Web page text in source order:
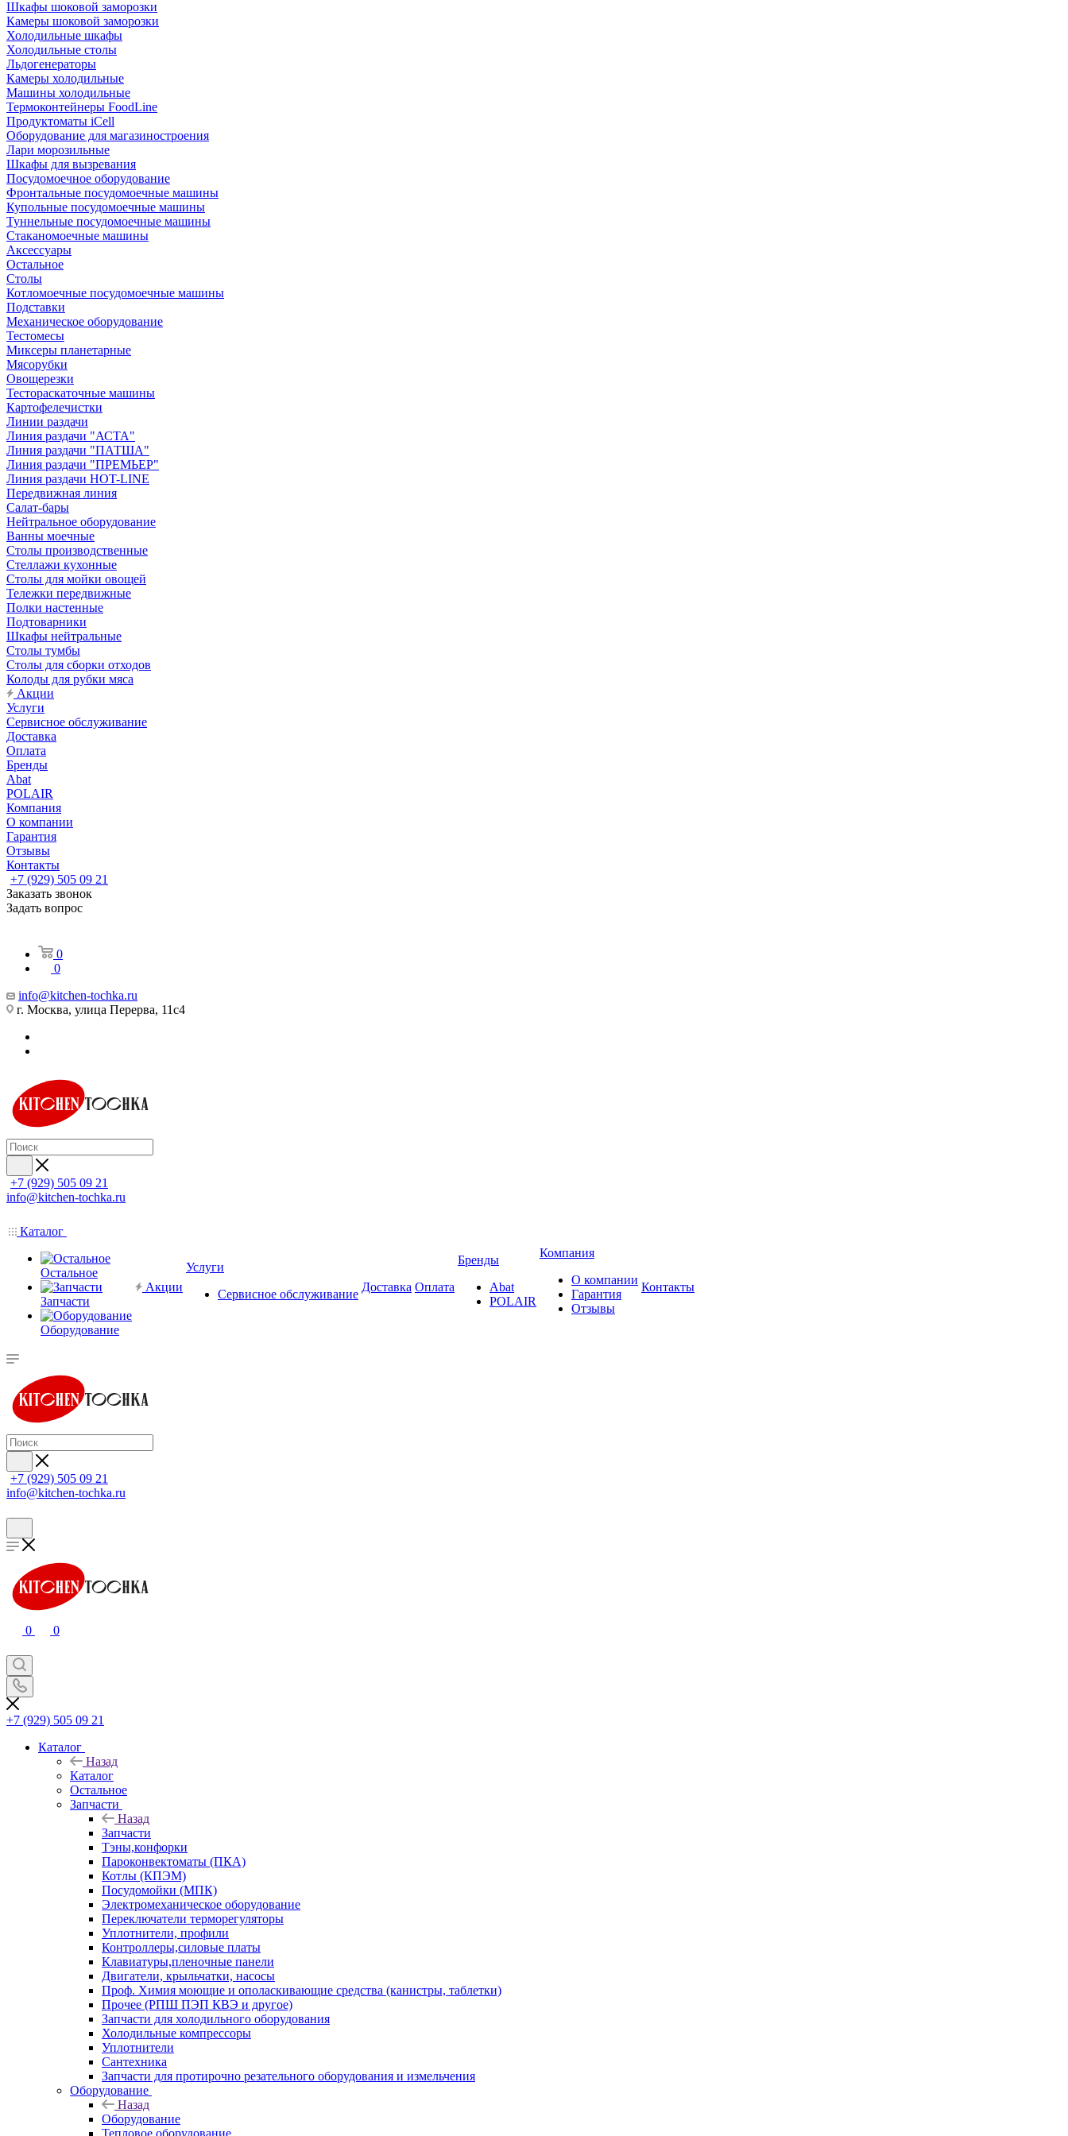
Шкафы шоковой заморозки
Камеры шоковой заморозки
Холодильные шкафы
Холодильные столы
Льдогенераторы
Камеры холодильные
Машины холодильные
Термоконтейнеры FoodLine
Продуктоматы iCell
Оборудование для магазиностроения
Лари морозильные
Шкафы для вызревания
Посудомоечное оборудование
Фронтальные посудомоечные машины
Купольные посудомоечные машины
Туннельные посудомоечные машины
Стаканомоечные машины
Аксессуары
Остальное
Столы
Котломоечные посудомоечные машины
Подставки
Механическое оборудование
Тестомесы
Миксеры планетарные
Мясорубки
Овощерезки
Тестораскаточные машины
Картофелечистки
Линии раздачи
Линия раздачи "АСТА"
Линия раздачи "ПАТША"
Линия раздачи "ПРЕМЬЕР"
Линия раздачи HOT-LINE
Передвижная линия
Салат-бары
Нейтральное оборудование
Ванны моечные
Столы производственные
Стеллажи кухонные
Столы для мойки овощей
Тележки передвижные
Полки настенные
Подтоварники
Шкафы нейтральные
Столы тумбы
Столы для сборки отходов
Колоды для рубки мяса
Акции
Услуги
Сервисное обслуживание
Доставка
Оплата
Бренды
Abat
POLAIR
Компания
О компании
Гарантия
Отзывы
Контакты
+7 (929) 505 09 21
Заказать звонок
Задать вопрос
0
0
info@kitchen-tochka.ru
г. Москва, улица Перерва, 11с4
+7 (929) 505 09 21
info@kitchen-tochka.ru
Каталог
Остальное
Запчасти
Оборудование
Акции
Услуги
Сервисное обслуживание
Доставка Оплата
Бренды
Abat
POLAIR
Компания
О компании
Гарантия
Отзывы
Контакты
+7 (929) 505 09 21
info@kitchen-tochka.ru
0 0
+7 (929) 505 09 21
Каталог
Назад
Каталог
Остальное
Запчасти
Назад
Запчасти
Тэны,конфорки
Пароконвектоматы (ПКА)
Котлы (КПЭМ)
Посудомойки (МПК)
Электромеханическое оборудование
Переключатели терморегуляторы
Уплотнители, профили
Контроллеры,силовые платы
Клавиатуры,пленочные панели
Двигатели, крыльчатки, насосы
Проф. Химия моющие и ополаскивающие средства (канистры, таблетки)
Прочее (РПШ ПЭП КВЭ и другое)
Запчасти для холодильного оборудования
Холодильные компрессоры
Уплотнители
Сантехника
Запчасти для протирочно резательного оборудования и измельчения
Оборудование
Назад
Оборудование
Тепловое оборудование